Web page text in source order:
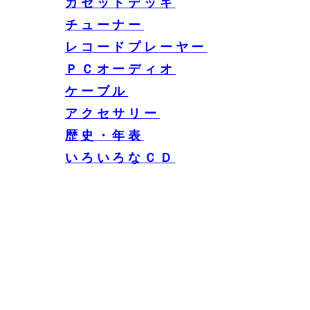
カセットデッキ
チューナー
レコードプレーヤー
ＰＣオーディオ
ケーブル
アクセサリー
歴史・年表
いろいろなＣＤ